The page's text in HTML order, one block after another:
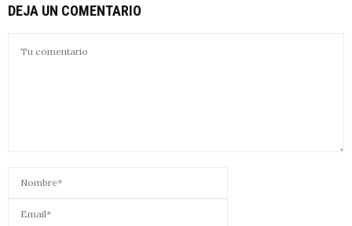
DEJA UN COMENTARIO